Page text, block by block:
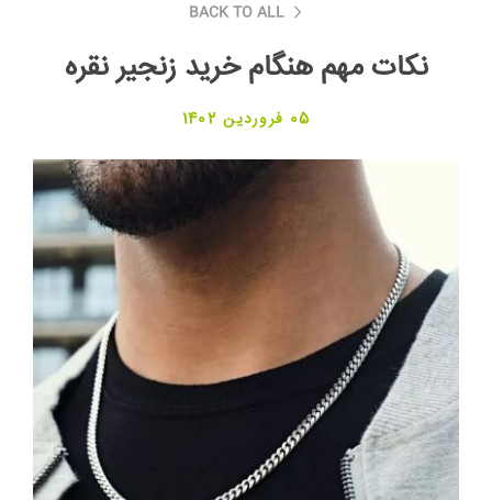
BACK TO ALL
نکات مهم هنگام خرید زنجیر نقره
05 فروردین 1402